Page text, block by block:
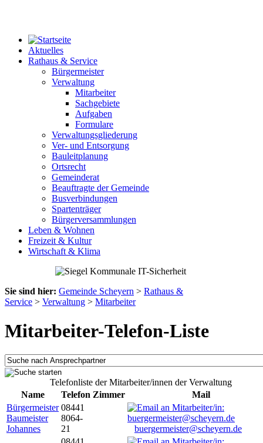
Aktuelles
Rathaus & Service
Bürgermeister
Verwaltung
Mitarbeiter
Sachgebiete
Aufgaben
Formulare
Verwaltungsgliederung
Ver- und Entsorgung
Bauleitplanung
Ortsrecht
Gemeinderat
Beauftragte der Gemeinde
Busverbindungen
Spartenträger
Bürgerversammlungen
Leben & Wohnen
Freizeit & Kultur
Wirtschaft & Klima
Sie sind hier: Gemeinde Scheyern > Rathaus &
Service > Verwaltung > Mitarbeiter
Mitarbeiter-Telefon-Liste
Telefonliste der Mitarbeiter/innen der Verwaltung
Name
Telefon Zimmer
Mail
Bürgermeister
Baumeister
Johannes
08441
8064-
21
buergermeister@scheyern.de